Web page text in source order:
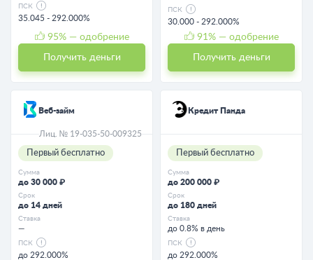
ПСК
35.045 - 292.000%
95% — одобрение
Получить деньги
ПСК
30.000 - 292.000%
91 % — одобрение
Получить деньги
Веб-займ
Лиц. № 19-035-50-009325
Первый бесплатно
Сумма
до 30 000 ₽
Срок
до 14 дней
Ставка
—
ПСК
до 292.000%
Кредит Панда
Первый бесплатно
Сумма
до 200 000 ₽
Срок
до 180 дней
Ставка
до 0.8% в день
ПСК
до 292.000%